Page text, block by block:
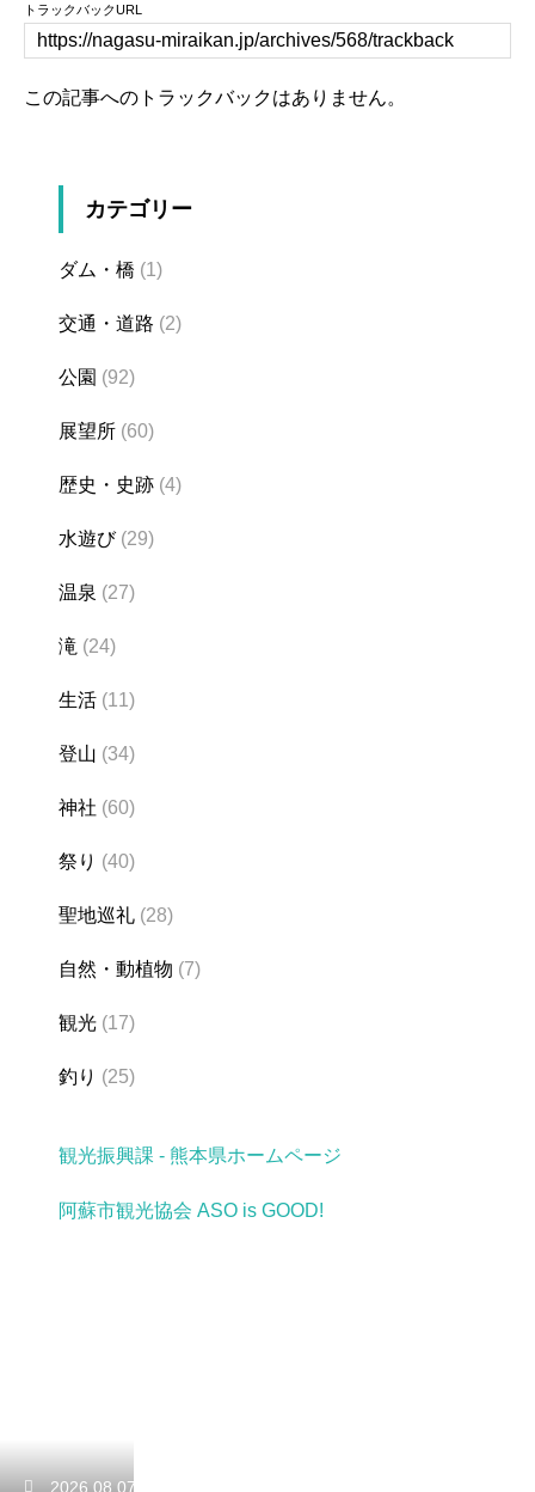
トラックバックURL
この記事へのトラックバックはありません。
カテゴリー
ダム・橋 (1)
交通・道路 (2)
公園 (92)
展望所 (60)
歴史・史跡 (4)
水遊び(29)
温泉 (27)
滝 (24)
生活 (11)
登山 (34)
神社 (60)
祭り (40)
聖地巡礼 (28)
自然・動植物 (7)
観光 (17)
釣り (25)
観光振興課 - 熊本県ホームページ
阿蘇市観光協会 ASO is GOOD!
2026.08.07